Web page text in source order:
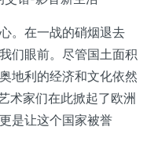
。在一战的硝烟退去
们眼前。尽管国土面积
地利的经济和文化依然
术家们在此掀起了欧洲
是让这个国家被誉